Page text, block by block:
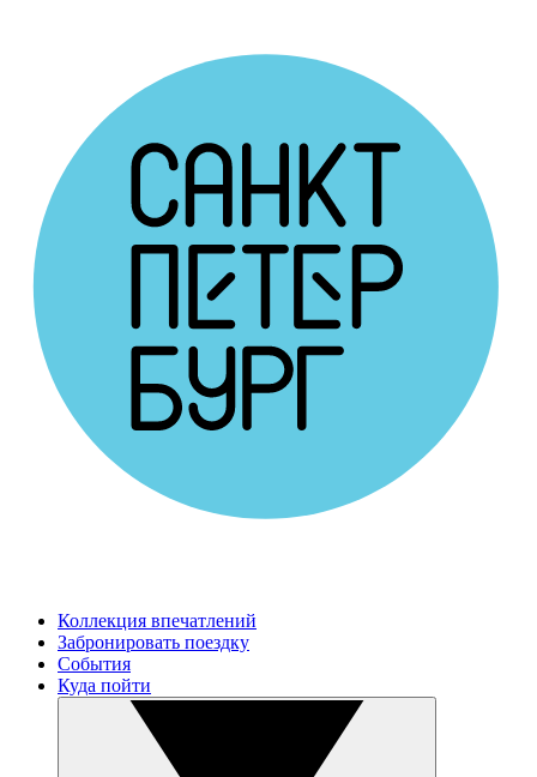
Коллекция впечатлений
Забронировать поездку
События
Куда пойти